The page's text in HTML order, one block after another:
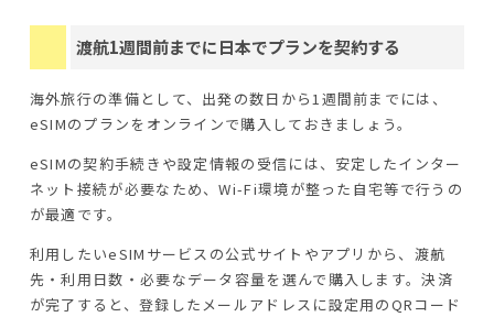
渡航1週間前までに日本でプランを契約する
海外旅行の準備として、出発の数日から1週間前までには、
eSIMのプランをオンラインで購入しておきましょう。
eSIMの契約手続きや設定情報の受信には、安定したインター
ネット接続が必要なため、Wi-Fi環境が整った自宅等で行うの
が最適です。
利用したいeSIMサービスの公式サイトやアプリから、渡航
先・利用日数・必要なデータ容量を選んで購入します。決済
が完了すると、登録したメールアドレスに設定用のQRコード